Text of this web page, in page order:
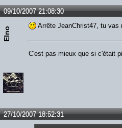
09/10/2007 21:08:30
Elno
Arrête JeanChrist47, tu vas
C'est pas mieux que si c'était
27/10/2007 18:52:31